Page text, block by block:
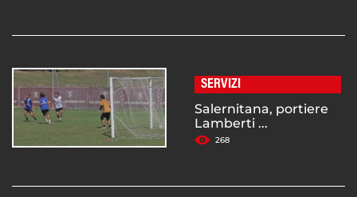
SERVIZI
Salernitana, portiere
Lamberti ...
268